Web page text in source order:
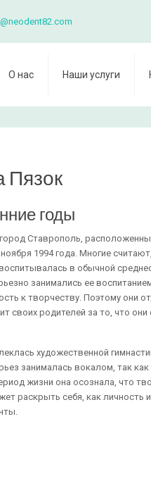
О нас Наши услуги
Пязок
годы
Ставрополь,
1994 года. Многие
в обычной
занимались ее
к творчеству. Поэтому они
своих родителей за то, что
художественной
занималась вокалом, так
жизни она осознала, что
раскрыть себя, как личность